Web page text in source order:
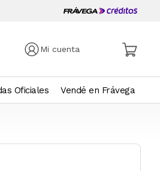
Mi cuenta
Oficiales Vendé en Frávega